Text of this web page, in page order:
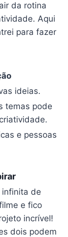
da rotina
Aqui
para fazer
ideias.
temas pode
e pessoas
infinita de
e fico
incrível!
dois podem